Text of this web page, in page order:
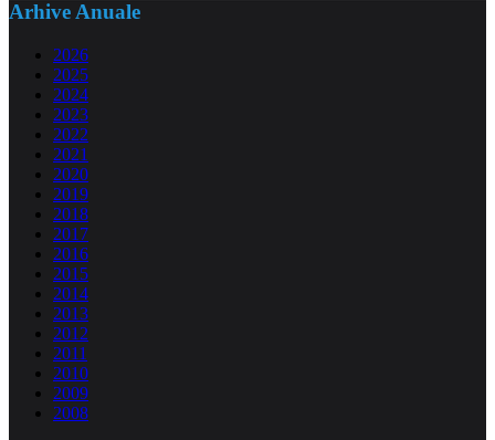
Arhive Anuale
2026
2025
2024
2023
2022
2021
2020
2019
2018
2017
2016
2015
2014
2013
2012
2011
2010
2009
2008